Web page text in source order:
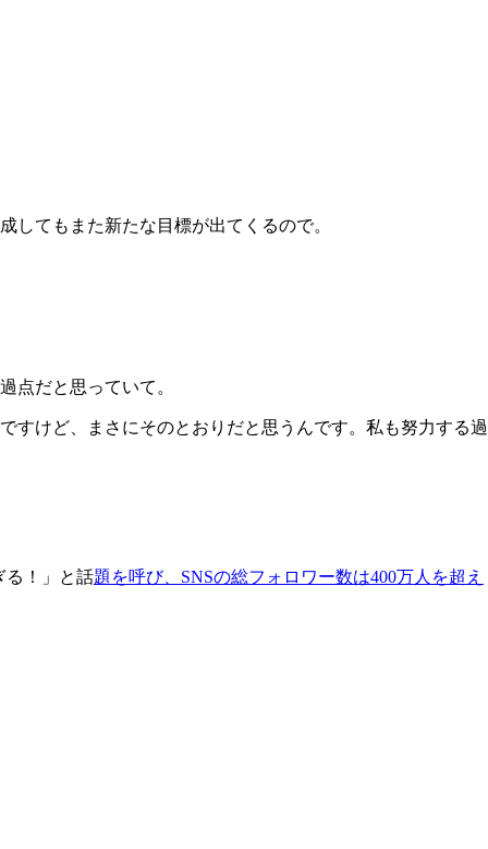
てもまた新たな目標が出てくるので。
点だと思っていて。
すけど、まさにそのとおりだと思うんです。私も努力する過
る！」と話題を呼び、SNSの総フォロワー数は400万人を超え